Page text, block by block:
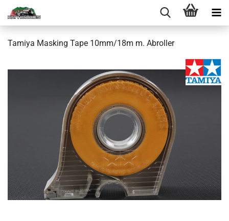
Tamiya Masking Tape 10mm/18m m. Abroller